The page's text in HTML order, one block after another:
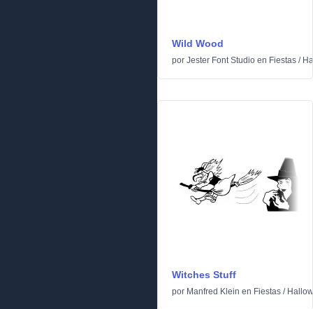
Wild Wood
por Jester Font Studio en Fiestas /
Witches Stuff
por Manfred Klein en Fiestas /